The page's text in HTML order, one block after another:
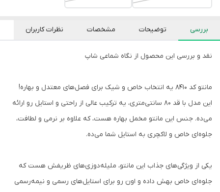
بررسی توضیحات مشخصات نظرات کاربران
نقد و بررسی این محصول از نگاه شماعی شاپ
مانتو کد ۸۴۱۰ یه انتخاب خاص و شیک برای فصل‌های معتدل و بهاره!
این مدل با قد ۸۰ سانتی‌متری، یه ترکیب عالی از راحتی و استایل رو ارائه
می‌ده. جنس این مانتو مخمل بهاره هست، که علاوه بر نرمی و لطافت،
جلوه‌ای خاص و لاکچری به استایل شما می‌ده.
یکی از ویژگی‌های جذاب این مانتو، ملیله‌دوزی‌های ظریفش هست که
جلوه‌ای خاص بهش داده و اون رو برای استایل‌های رسمی و نیمه‌رسمی